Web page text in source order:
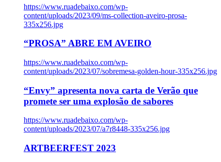
https://www.ruadebaixo.com/wp-
content/uploads/2023/09/ms-collection-aveiro-prosa-
335x256.jpg
“PROSA” ABRE EM AVEIRO
https://www.ruadebaixo.com/wp-
content/uploads/2023/07/sobremesa-golden-hour-335x256.jpg
“Envy” apresenta nova carta de Verão que
promete ser uma explosão de sabores
https://www.ruadebaixo.com/wp-
content/uploads/2023/07/a7r8448-335x256.jpg
ARTBEERFEST 2023